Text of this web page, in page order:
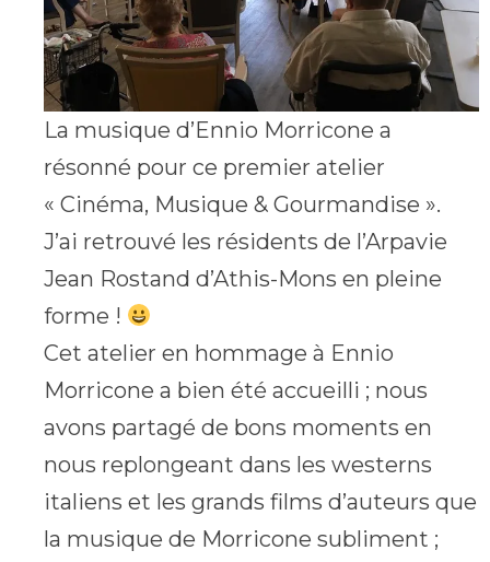
La musique d’Ennio Morricone a
résonné pour ce premier atelier
« Cinéma, Musique & Gourmandise ».
J’ai retrouvé les résidents de l’Arpavie
Jean Rostand d’Athis-Mons en pleine
forme !
Cet atelier en hommage à Ennio
Morricone a bien été accueilli ; nous
avons partagé de bons moments en
nous replongeant dans les westerns
italiens et les grands films d’auteurs que
la musique de Morricone subliment ;